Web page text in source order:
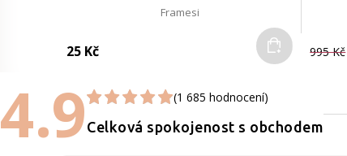
Framesi
25 Kč Do košíku
995 Kč
4.9 (1 685 hodnocení)
Celková spokojenost s obchodem